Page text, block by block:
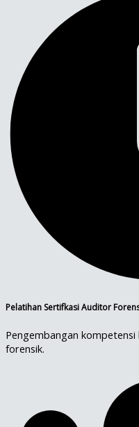
Pelatihan Sertifkasi Auditor
Pengembangan
forensik.